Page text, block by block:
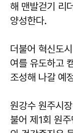
해 맨발걷기 리
양성한다.
더불어 혁신도
여를 유도하고
조성해 나갈 예
원강수 원주시
불어 제1회 원